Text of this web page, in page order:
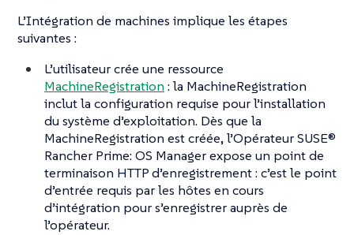
L’Intégration de machines implique les étapes
suivantes :
L’utilisateur crée une ressource
MachineRegistration : la MachineRegistration
inclut la configuration requise pour l’installation
du système d’exploitation. Dès que la
MachineRegistration est créée, l’Opérateur SUSE®
Rancher Prime: OS Manager expose un point de
terminaison HTTPd’enregistrement: c’est le point
d’entrée requis par les hôtes en cours
d’intégration pour s’enregistrer auprès de
l’opérateur.